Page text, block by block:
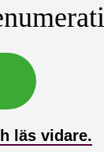
läs vidare.